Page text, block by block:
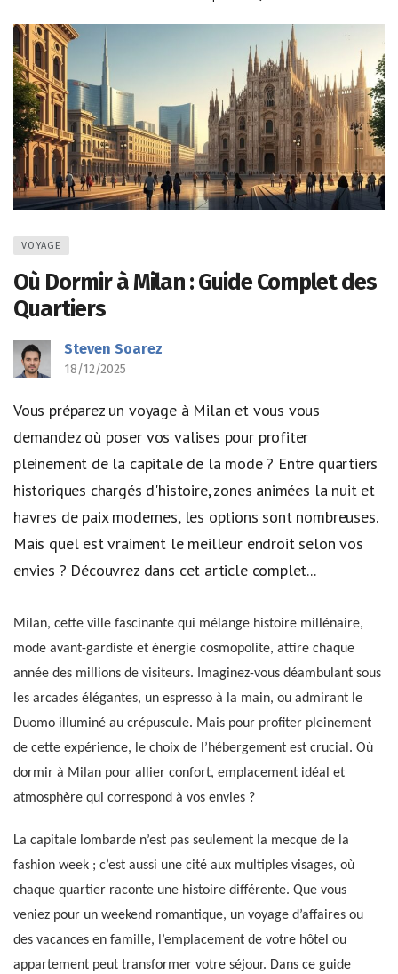
VOYAGE
Où Dormir à Milan : Guide Complet des
Quartiers
Steven Soarez
18/12/2025
Vous préparez un voyage à Milan et vous vous
demandez où poser vos valises pour profiter
pleinement de la capitale de la mode ? Entre quartiers
historiques chargés d'histoire, zones animées la nuit et
havres de paix modernes, les options sont nombreuses.
Mais quel est vraiment le meilleur endroit selon vos
envies ? Découvrez dans cet article complet...
Milan, cette ville fascinante qui mélange histoire millénaire,
mode avant-gardiste et énergie cosmopolite, attire chaque
année des millions de visiteurs. Imaginez-vous déambulant sous
les arcades élégantes, un espresso à la main, ou admirant le
Duomo illuminé au crépuscule. Mais pour profiter pleinement
de cette expérience, le choix de l’hébergement est crucial. Où
dormir à Milan pour allier confort, emplacement idéal et
atmosphère qui correspond à vos envies ?
La capitale lombarde n’est pas seulement la mecque de la
fashion week ; c’est aussi une cité aux multiples visages, où
chaque quartier raconte une histoire différente. Que vous
veniez pour un weekend romantique, un voyage d’affaires ou
des vacances en famille, l’emplacement de votre hôtel ou
appartement peut transformer votre séjour. Dans ce guide